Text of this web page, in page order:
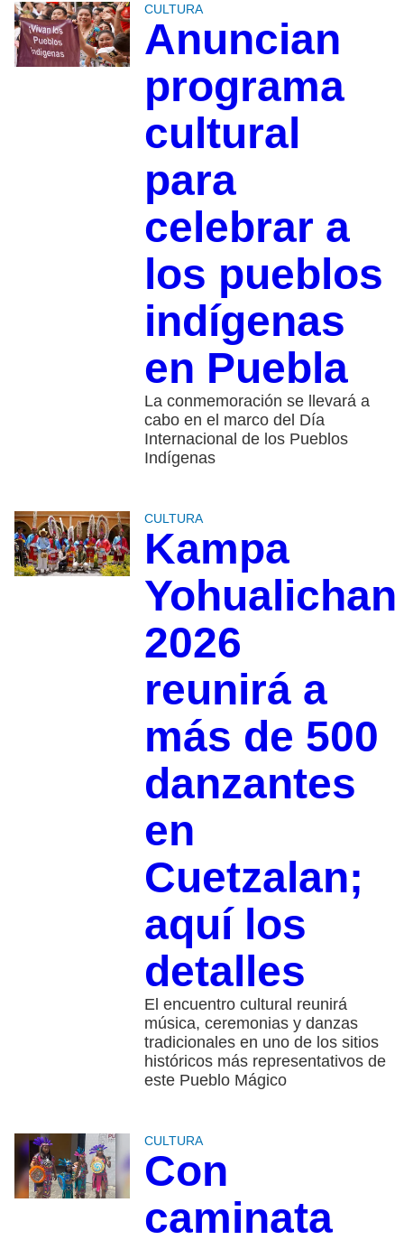
CULTURA
Anuncian
programa
cultural
para
celebrar a
los pueblos
indígenas
en Puebla
La conmemoración se llevará a
cabo en el marco del Día
Internacional de los Pueblos
Indígenas
CULTURA
Kampa
Yohualichan
2026
reunirá a
más de 500
danzantes
en
Cuetzalan;
aquí los
detalles
El encuentro cultural reunirá
música, ceremonias y danzas
tradicionales en uno de los sitios
históricos más representativos de
este Pueblo Mágico
CULTURA
Con
caminata